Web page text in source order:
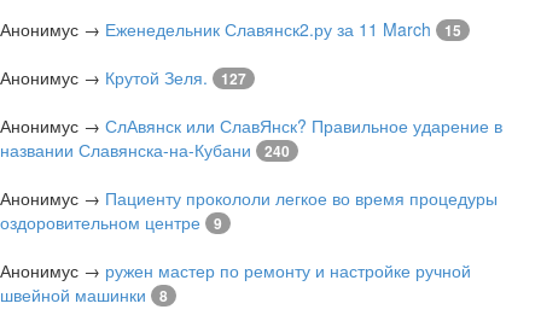
Анонимус → Еженедельник Славянск2.ру за 11 March 15
Анонимус → Крутой Зеля. 127
Анонимус → СлАвянск или СлавЯнск? Правильное ударение в
названии Славянска-на-Кубани
240
Анонимус → Пациенту прокололи легкое во время процедуры
оздоровительном центре
9
Анонимус → ружен мастер по ремонту и настройке ручной
швейной машинки
8